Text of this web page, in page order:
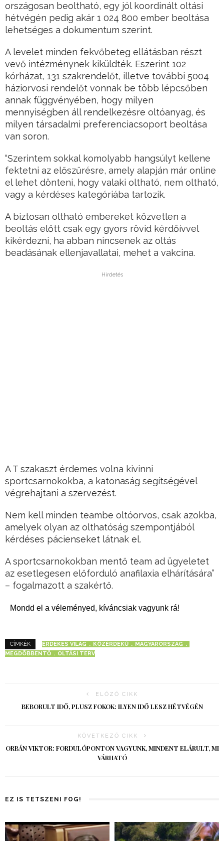
országosan beoltható, egy jól koordinált oltási
hétvégén pedig akár 1 024 800 ember beoltása
lehetséges a dokumentum szerint.
A levelet minden fekvőbeteg ellátásban részt
vevő intézménynek kiküldték. Eszerint 102
kórházat, 131 szakrendelőt, illetve további 5004
háziorvosi rendelőt vonnak be több lépcsőben
annak függvényében, hogy milyen
mennyiségben áll rendelkezésre oltóanyag, és
milyen társadalmi preferenciacsoport beoltása
van soron.
“Szerintem sokkal komolyabb hangsúlyt kellene
fektetni az előszűrésre, amely alapján már online
el lehet dönteni, hogy valaki oltható, nem oltható,
vagy a kérdéses kategóriába tartozik.
A biztosan oltható embereket közvetlen a
beoltás előtt csak egy gyors rövid kérdőívvel
kikérdezni, ha abban nincsenek az oltás
beadásának ellenjavallatai, mehet a vakcina.
Hirdetés
A T szakaszt érdemes volna kivinni
sportcsarnokokba, a katonaság segítségével
végrehajtani a szervezést.
Nem kell minden teambe oltóorvos, csak azokba,
amelyek olyan az olthatóság szempontjából
kérdéses pácienseket látnak el.
A sportcsarnokokban mentő team ad ügyeletet
az esetlegesen előforduló anafilaxia elhárítására”
– fogalmazott a szakértő.
Mondd el a véleményed, kíváncsiak vagyunk rá!
CÍMKÉK ÉRDEKES VILÁG KÖZÉRDEKŰ
MAGYARORSZÁG
MEGDÖBBENTŐ
OLTÁSI TERV
ELŐZŐ CIKK
BEBORULT IDŐ, PLUSZ FOKOK: ILYEN IDŐ LESZ HÉTVÉGÉN
KÖVETKEZŐ CIKK
ORBÁN VIKTOR: FORDULÓPONTON VAGYUNK, MINDENT ELÁRULT, MI
VÁRHATÓ
EZ IS TETSZENI FOG!